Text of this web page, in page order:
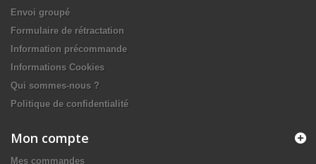
Envoi groupé
Formulaire de rétractation
Information précommande
Informations Cookies
Qui sommes-nous ?
Politique de confidentialité
Mon compte
Mes commandes